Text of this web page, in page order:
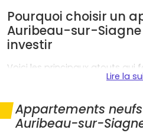
Pourquoi choisir un
Auribeau-sur-
investir
Voici les principaux atouts qui
une destination de choix :
Emplacement stratégique
Canneset deGrasse,
vallée de laSiagneet
Lire la
Appartements
Auribeau-sur-